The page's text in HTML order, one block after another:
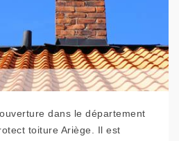
dans le département
toiture Ariège. Il est